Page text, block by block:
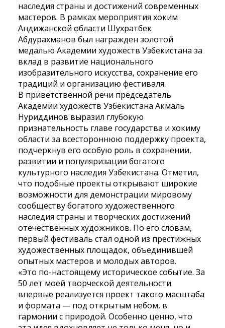
наследия страны и достижений современных
мастеров. В рамках мероприятия хоким
Андижанской области Шухратбек
Абдурахманов был награжден золотой
медалью Академии художеств Узбекистана за
вклад в развитие национального
изобразительного искусства, сохранение его
традиций и организацию фестиваля.
В приветственной речи председатель
Академии художеств Узбекистана Акмаль
Нуриддинов выразил глубокую
признательность главе государства и хокиму
области за всестороннюю поддержку проекта,
подчеркнув его особую роль в сохранении,
развитии и популяризации богатого
культурного наследия Узбекистана. Отметил,
что подобные проекты открывают широкие
возможности для демонстрации мировому
сообществу богатого художественного
наследия страны и творческих достижений
отечественных художников. По его словам,
первый фестиваль стал одной из престижных
художественных площадок, объединившей
опытных мастеров и молодых авторов.
«Это по-настоящему историческое событие. За
50 лет моей творческой деятельности
впервые реализуется проект такого масштаба
и формата — под открытым небом, в
гармонии с природой. Особенно ценно, что